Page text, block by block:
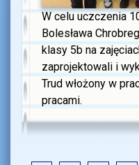
W celu uczczenia
Bolesława
klasy 5b na
zaprojektowali i
Trud włożony w
pracami.